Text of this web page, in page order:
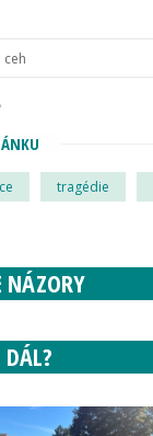
ceh
tragédie
NÁZORY